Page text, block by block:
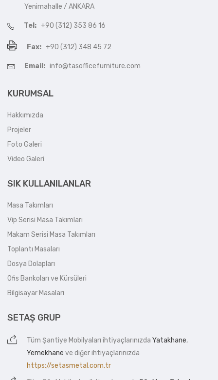
Yenimahalle / ANKARA
Tel: +90 (312) 353 86 16
Fax: +90 (312) 348 45 72
Email: info@tasofficefurniture.com
KURUMSAL
Hakkımızda
Projeler
Foto Galeri
Video Galeri
SIK KULLANILANLAR
Masa Takımları
Vip Serisi Masa Takımları
Makam Serisi Masa Takımları
Toplantı Masaları
Dosya Dolapları
Ofis Bankoları ve Kürsüleri
Bilgisayar Masaları
SETAŞ GRUP
Tüm Şantiye Mobilyaları ihtiyaçlarınızda Yatakhane,
Yemekhane ve diğer ihtiyaçlarınızda
https://setasmetal.com.tr